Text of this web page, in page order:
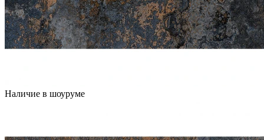
Наличие в шоуруме